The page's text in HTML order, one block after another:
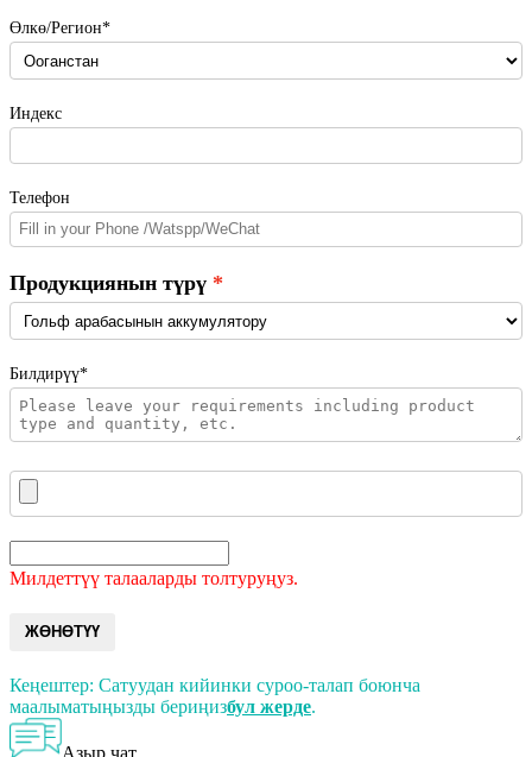
Өлкө/Регион*
Индекс
Телефон
Продукциянын түрү
Билдирүү*
Милдеттүү талааларды толтуруңуз.
ЖӨНӨТҮҮ
Кеңештер: Сатуудан кийинки суроо-талап боюнча
маалыматыңызды бериңизбул жерде.
Азыр чат